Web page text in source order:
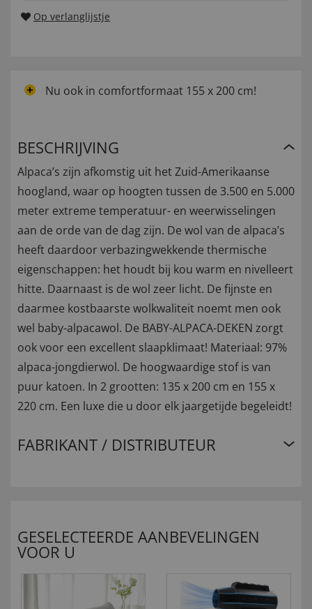
Op verlanglijstje
Nu ook in comfortformaat 155 x 200 cm!
BESCHRIJVING
Alpaca’s zijn afkomstig uit het Zuid-Amerikaanse
hoogland, waar op hoogten tussen de 3.500 en 5.000
meter extreme temperatuur- en weerwisselingen
aan de orde van de dag zijn. De wol van de alpaca’s
heeft daardoor verbazingwekkende thermische
eigenschappen: het houdt bij kou warm en nivelleert
hitte. Daarnaast is de wol zeer licht. De fijnste en
daarmee kostbaarste wolkwaliteit noemt men ook
wel baby-alpacawol. De BABY-ALPACA-DEKEN zorgt
ook voor een excellent slaapklimaat! Materiaal: 97%
alpaca-jongdierwol. De hoogwaardige stof is van
puur katoen. In 2 grootten: 135 x 200 cm en 155 x
220 cm. Een luxe die u door elk jaargetijde begeleidt!
FABRIKANT / DISTRIBUTEUR
GESELECTEERDE AANBEVELINGEN
VOOR U